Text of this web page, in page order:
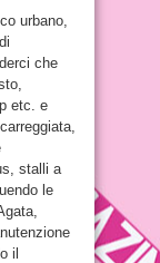
urbano,
che
etc. e
stalli a
le
il